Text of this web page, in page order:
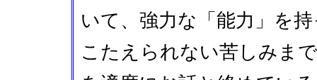
いて、強力な「能力」を
こたえられない苦しみま